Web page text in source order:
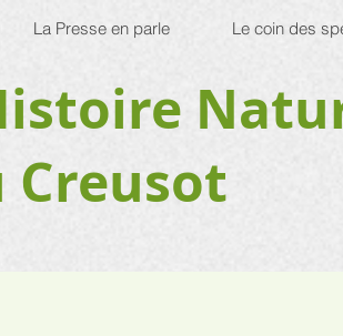
La Presse en parle Le coin des
Creusot